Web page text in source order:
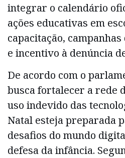
integrar o calendário
ações educativas em
capacitação,
e incentivo à denúncia
De acordo com o
busca fortalecer a rede
uso indevido das
Natal esteja preparada
desafios do mundo
defesa da infância.